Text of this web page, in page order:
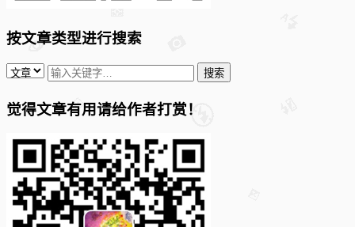
按文章类型进行搜索
觉得文章有用请给作者打赏！